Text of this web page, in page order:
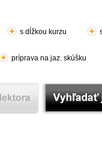
s dĺžkou kurzu
príprava na jaz. skúšku